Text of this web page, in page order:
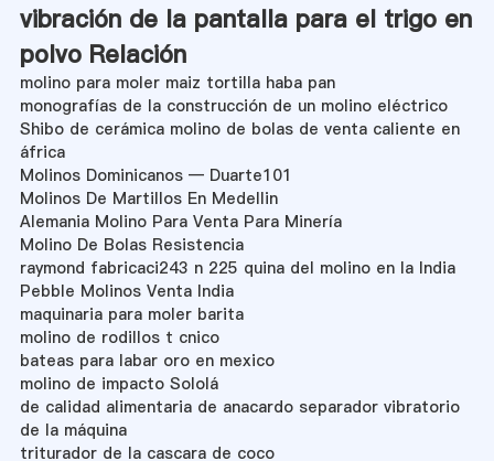
vibración de la pantalla para el trigo en
polvo Relación
molino para moler maiz tortilla haba pan
monografías de la construcción de un molino eléctrico
Shibo de cerámica molino de bolas de venta caliente en
áfrica
Molinos Dominicanos — Duarte101
Molinos De Martillos En Medellin
Alemania Molino Para Venta Para Minería
Molino De Bolas Resistencia
raymond fabricaci243 n 225 quina del molino en la India
Pebble Molinos Venta India
maquinaria para moler barita
molino de rodillos t cnico
bateas para labar oro en mexico
molino de impacto Sololá
de calidad alimentaria de anacardo separador vibratorio
de la máquina
triturador de la cascara de coco